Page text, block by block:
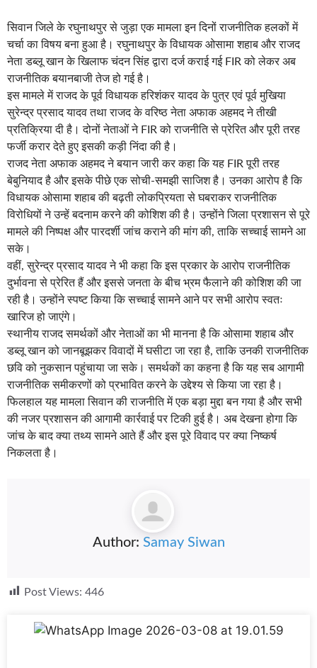
सिवान जिले के रघुनाथपुर से जुड़ा एक मामला इन दिनों राजनीतिक हलकों में
चर्चा का विषय बना हुआ है। रघुनाथपुर के विधायक ओसामा शहाब और राजद
नेता डब्लू खान के खिलाफ चंदन सिंह द्वारा दर्ज कराई गई FIR को लेकर अब
राजनीतिक बयानबाजी तेज हो गई है।
इस मामले में राजद के पूर्व विधायक हरिशंकर यादव के पुत्र एवं पूर्व मुखिया
सुरेन्द्र प्रसाद यादव तथा राजद के वरिष्ठ नेता अफाक अहमद ने तीखी
प्रतिक्रिया दी है। दोनों नेताओं ने FIR को राजनीति से प्रेरित और पूरी तरह
फर्जी करार देते हुए इसकी कड़ी निंदा की है।
राजद नेता अफाक अहमद ने बयान जारी कर कहा कि यह FIR पूरी तरह
बेबुनियाद है और इसके पीछे एक सोची-समझी साजिश है। उनका आरोप है कि
विधायक ओसामा शहाब की बढ़ती लोकप्रियता से घबराकर राजनीतिक
विरोधियों ने उन्हें बदनाम करने की कोशिश की है। उन्होंने जिला प्रशासन से पूरे
मामले की निष्पक्ष और पारदर्शी जांच कराने की मांग की, ताकि सच्चाई सामने आ
सके।
वहीं, सुरेन्द्र प्रसाद यादव ने भी कहा कि इस प्रकार के आरोप राजनीतिक
दुर्भावना से प्रेरित हैं और इससे जनता के बीच भ्रम फैलाने की कोशिश की जा
रही है। उन्होंने स्पष्ट किया कि सच्चाई सामने आने पर सभी आरोप स्वतः
खारिज हो जाएंगे।
स्थानीय राजद समर्थकों और नेताओं का भी मानना है कि ओसामा शहाब और
डब्लू खान को जानबूझकर विवादों में घसीटा जा रहा है, ताकि उनकी राजनीतिक
छवि को नुकसान पहुंचाया जा सके। समर्थकों का कहना है कि यह सब आगामी
राजनीतिक समीकरणों को प्रभावित करने के उद्देश्य से किया जा रहा है।
फिलहाल यह मामला सिवान की राजनीति में एक बड़ा मुद्दा बन गया है और सभी
की नजर प्रशासन की आगामी कार्रवाई पर टिकी हुई है। अब देखना होगा कि
जांच के बाद क्या तथ्य सामने आते हैं और इस पूरे विवाद पर क्या निष्कर्ष
निकलता है।
Author: Samay Siwan
Post Views: 446